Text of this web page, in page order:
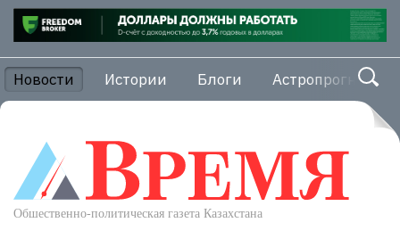
Новости Истории Блоги Астропрогноз